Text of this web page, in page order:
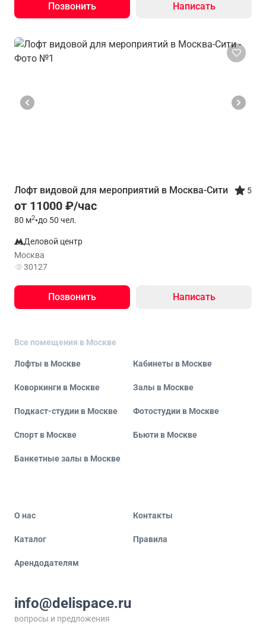
Позвонить Написать
Лофт видовой для мероприятий в Москва-Сити
от 11000 ₽/час
80 м2•до 50 чел.
5
Деловой центр
Москва
30127
Позвонить Написать
Все помещения в Москве
Лофты в Москве Кабинеты в Москве
Коворкинги в Москве Залы в Москве
Подкаст-студии в Москве Фотостудии в Москве
Спорт в Москве Бьюти в Москве
Банкетные залы в Москве
О нас Контакты
Каталог Правила
Арендодателям
info@delispace.ru
вопросы и предложения